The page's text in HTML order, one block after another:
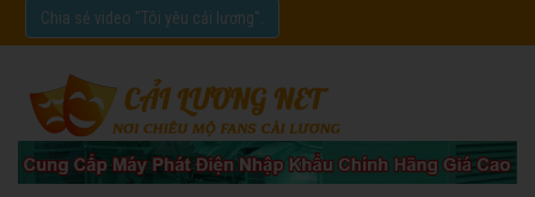
Chia sẻ video "Tôi yêu cải lương".